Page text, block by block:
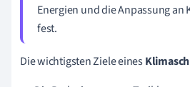
Energien und die Anpassung
fest.
Die wichtigsten Ziele eines